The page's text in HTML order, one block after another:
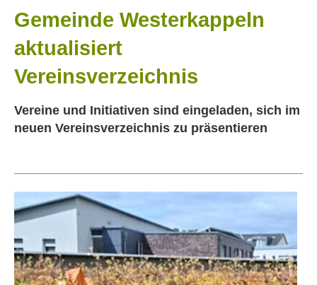
Gemeinde Westerkappeln
aktualisiert
Vereinsverzeichnis
Vereine und Initiativen sind eingeladen, sich im
neuen Vereinsverzeichnis zu präsentieren